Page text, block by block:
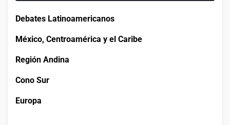
Debates Latinoamericanos
México, Centroamérica y el Caribe
Región Andina
Cono Sur
Europa